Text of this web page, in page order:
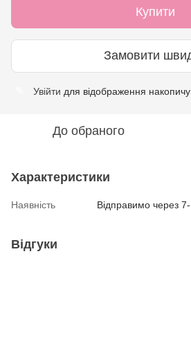
Купити
Замовити
Увійти для відображення
До обраного
Характеристики
Наявність Відправимо через
Відгуки